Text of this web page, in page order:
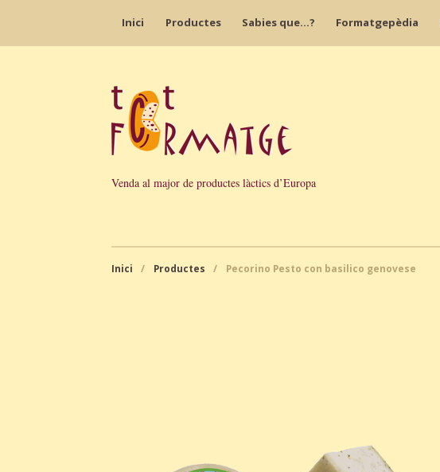
Inici Productes Sabies que…? Formatgepèdia
Venda al major de productes làctics d’Europa
Inici / Productes / Pecorino Pesto con basilico genovese